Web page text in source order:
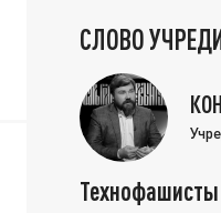
СЛОВО
Технофашисты